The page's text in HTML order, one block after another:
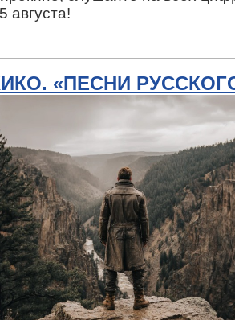
августа!
«ПЕСНИ